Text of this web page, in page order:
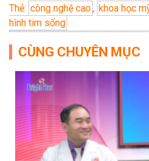
Thẻ: công nghệ cao, khoa học
hình tim sống
CÙNG CHUYÊN MỤC